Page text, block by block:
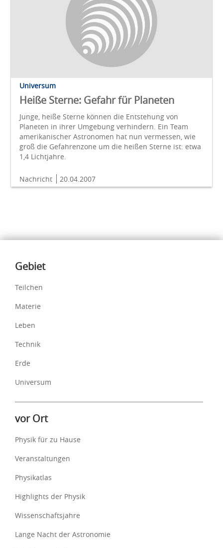
Universum
Heiße Sterne: Gefahr für Planeten
Junge, heiße Sterne können die Entstehung von
Planeten in ihrer Umgebung verhindern. Ein Team
amerikanischer Astronomen hat nun vermessen, wie
groß die Gefahrenzone um die heißen Sterne ist: etwa
1,4 Lichtjahre.
Nachricht 20.04.2007
Inhalte
Gebiet
Teilchen
Materie
Leben
Technik
Erde
Universum
vor Ort
Physik für zu Hause
Veranstaltungen
Physikatlas
Highlights der Physik
Wissenschaftsjahre
Lange Nacht der Astronomie